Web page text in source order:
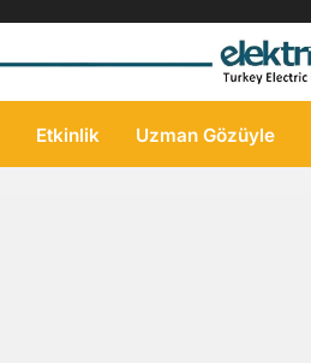
Etkinlik Uzman Gözüyle